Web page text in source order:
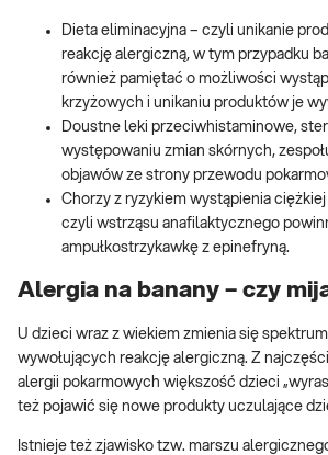
Dieta eliminacyjna – czyli unikanie
reakcję alergiczną, w tym przypadku
również pamiętać o możliwości
krzyżowych i unikaniu produktów je
Doustne leki przeciwhistaminowe,
występowaniu zmian skórnych,
objawów ze strony przewodu
Chorzy z ryzykiem wystąpienia
czyli wstrząsu anafilaktycznego
ampułkostrzykawkę z epinefryną.
Alergia na banany – czy
U dzieci wraz z wiekiem zmienia się
wywołujących reakcję alergiczną. Z
alergii pokarmowych większość dzieci
też pojawić się nowe produkty uczulające
Istnieje też zjawisko tzw. marszu